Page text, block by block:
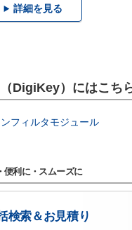
詳細を見る
DigiKey）にはこち
フィルタモジュール
便利に・スムーズに
検索＆お見積り